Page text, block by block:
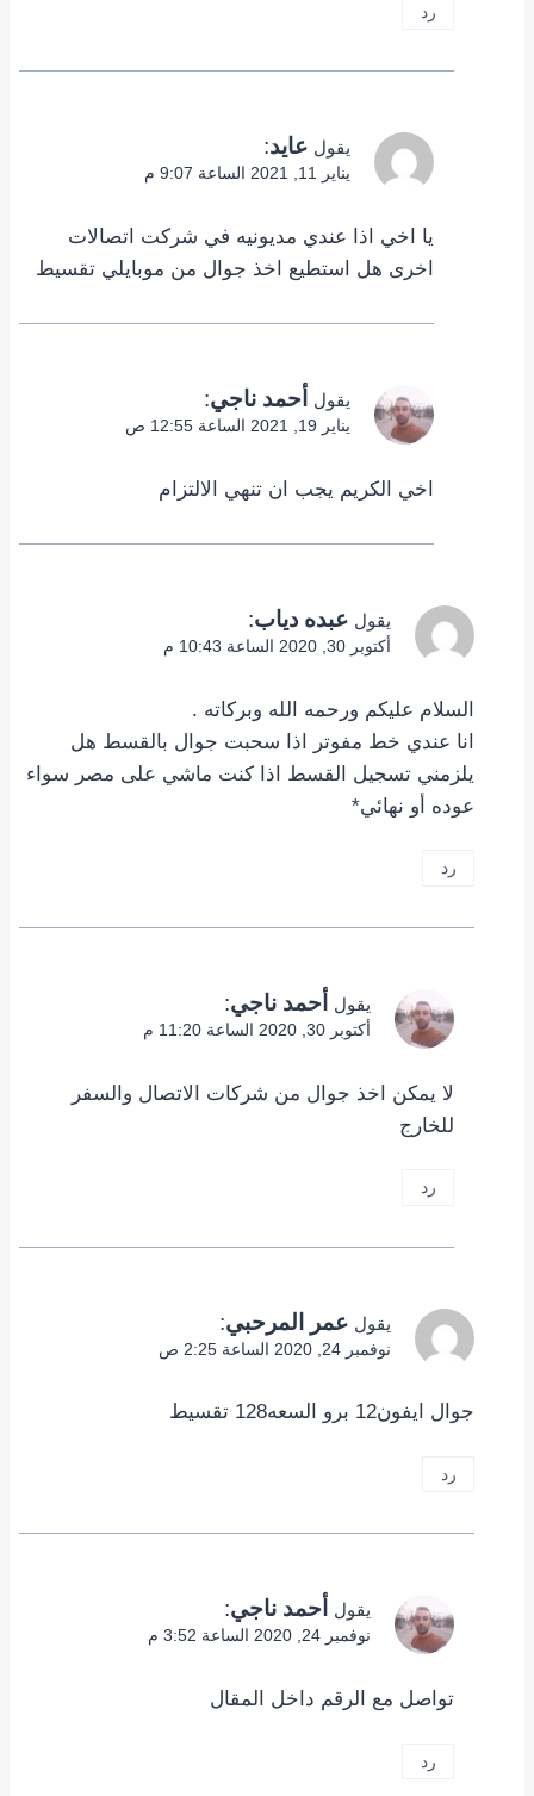
رد
يقول عايد:
يناير 11, 2021 الساعة 9:07 م
يا اخي اذا عندي مديونيه في شركت اتصالات
اخرى هل استطيع اخذ جوال من موبايلي تقسيط
يقول أحمد ناجي:
يناير 19, 2021 الساعة 12:55 ص
اخي الكريم يجب ان تنهي الالتزام
يقول عبده دياب:
أكتوبر 30, 2020 الساعة 10:43 م
السلام عليكم ورحمه الله وبركاته .
انا عندي خط مفوتر اذا سحبت جوال بالقسط هل
يلزمني تسجيل القسط اذا كنت ماشي على مصر سواء
عوده أو نهائي*
رد
يقول أحمد ناجي:
أكتوبر 30, 2020 الساعة 11:20 م
لا يمكن اخذ جوال من شركات الاتصال والسفر
للخارج
رد
يقول عمر المرحبي:
نوفمبر 24, 2020 الساعة 2:25 ص
جوال ايفون12 برو السعه128 تقسيط
رد
يقول أحمد ناجي:
نوفمبر 24, 2020 الساعة 3:52 م
تواصل مع الرقم داخل المقال
رد